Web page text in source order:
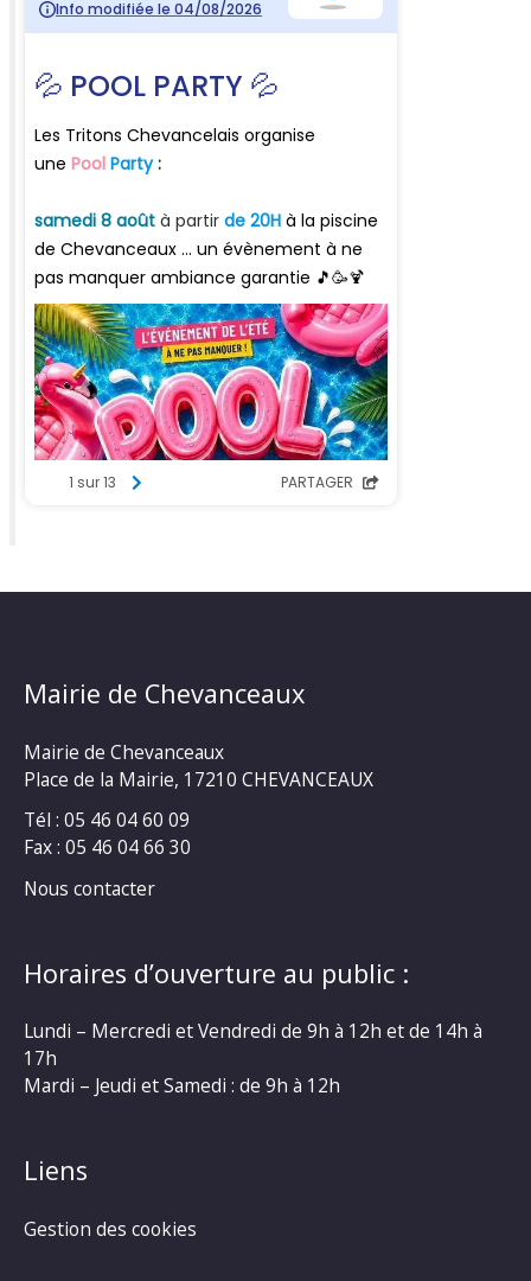
Mairie de Chevanceaux
Mairie de Chevanceaux
Place de la Mairie, 17210 CHEVANCEAUX
Tél : 05 46 04 60 09
Fax : 05 46 04 66 30
Nous contacter
Horaires d’ouverture au public :
Lundi – Mercredi et Vendredi de 9h à 12h et de 14h à
17h
Mardi – Jeudi et Samedi : de 9h à 12h
Liens
Gestion des cookies